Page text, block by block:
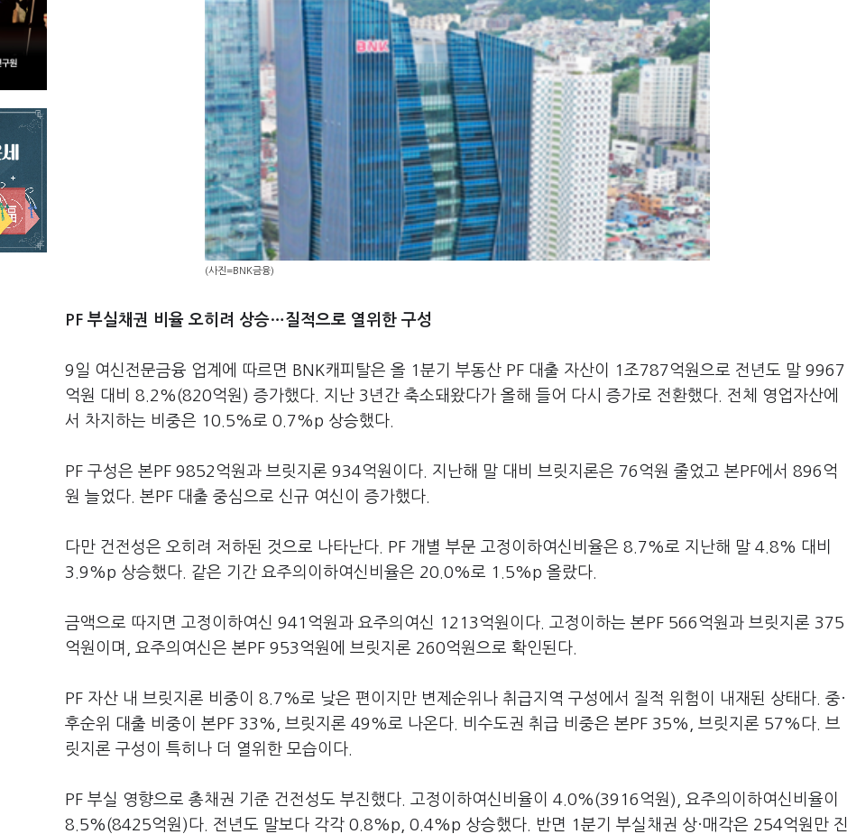
(사진=BNK금융)
PF 부실채권 비율 오히려 상승…질적으로 열위한 구성
9일 여신전문금융 업계에 따르면 BNK캐피탈은 올 1분기 부동산 PF 대출 자산이 1조787억원으로 전년도 말 9967
억원 대비 8.2%(820억원) 증가했다. 지난 3년간 축소돼왔다가 올해 들어 다시 증가로 전환했다. 전체 영업자산에
서 차지하는 비중은 10.5%로 0.7%p 상승했다.
PF 구성은 본PF 9852억원과 브릿지론 934억원이다. 지난해 말 대비 브릿지론은 76억원 줄었고 본PF에서 896억
원 늘었다. 본PF 대출 중심으로 신규 여신이 증가했다.
다만 건전성은 오히려 저하된 것으로 나타난다. PF 개별 부문 고정이하여신비율은 8.7%로 지난해 말 4.8% 대비
3.9%p 상승했다. 같은 기간 요주의이하여신비율은 20.0%로 1.5%p 올랐다.
금액으로 따지면 고정이하여신 941억원과 요주의여신 1213억원이다. 고정이하는 본PF 566억원과 브릿지론 375
억원이며, 요주의여신은 본PF 953억원에 브릿지론 260억원으로 확인된다.
PF 자산 내 브릿지론 비중이 8.7%로 낮은 편이지만 변제순위나 취급지역 구성에서 질적 위험이 내재된 상태다. 중·
후순위 대출 비중이 본PF 33%, 브릿지론 49%로 나온다. 비수도권 취급 비중은 본PF 35%, 브릿지론 57%다. 브
릿지론 구성이 특히나 더 열위한 모습이다.
PF 부실 영향으로 총채권 기준 건전성도 부진했다. 고정이하여신비율이 4.0%(3916억원), 요주의이하여신비율이
8.5%(8425억원)다. 전년도 말보다 각각 0.8%p, 0.4%p 상승했다. 반면 1분기 부실채권 상·매각은 254억원만 진